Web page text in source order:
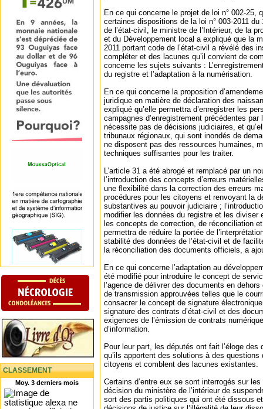
CLASSEMENT
Moy. 3 derniers mois
En ce qui concerne le projet de loi n° 002-25,
certaines dispositions de la loi n° 003-2011
de l’état-civil, le ministre de l’Intérieur, de la
et du Développement local a expliqué que la
2011 portant code de l’état-civil a révélé des
compléter et des lacunes qu’il convient de
concerne les sujets suivants :
du registre et l’adaptation à la numérisation.
En ce qui concerne la proposition
juridique en matière de déclaration des
expliqué qu’elle permettra d’enregistrer les
campagnes d’enregistrement précédentes
nécessite pas de décisions judiciaires, et
tribunaux régionaux, qui sont inondés de
ne disposent pas des ressources humaines,
techniques suffisantes pour les traiter.
L’article 31 a été abrogé et remplacé par un
l’introduction des concepts d’erreurs
une flexibilité dans la correction des erreurs
procédures pour les citoyens et renvoyant la
substantives au pouvoir judiciaire ;
modifier les données du registre et les diviser
les concepts de correction, de réconciliation
permettra de réduire la portée de
stabilité des données de l’état-civil et de
la réconciliation des documents officiels, a
En ce qui concerne l’adaptation au
été modifié pour introduire le concept de
l’agence de délivrer des documents en
de transmission approuvées telles que le
consacrer le concept de signature
signature des contrats d’état-civil et des
exigences de l’émission de contrats
d’information.
Pour leur part, les députés ont fait l’éloge
qu’ils apportent des solutions à des
citoyens et comblent des lacunes existantes.
Certains d’entre eux se sont interrogés sur
décision du ministère de l’intérieur de
sort des partis politiques qui ont été dissous